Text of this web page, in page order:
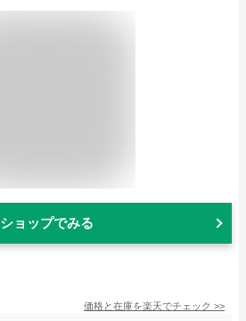
ショップでみる
価格と在庫を楽天でチェック >>